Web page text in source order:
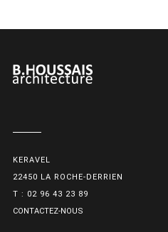
KERAVEL
22450 LA ROCHE-DERRIEN
T : 02 96 43 23 89
CONTACTEZ-NOUS